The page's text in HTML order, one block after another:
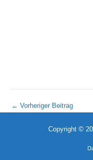
← Vorheriger Beitrag
Copyright ©